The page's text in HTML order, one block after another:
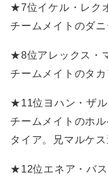
★7位イケル・レク
チームメイトのダ
★8位アレックス・
チームメイトのタカ
★11位ヨハン・ザル
チームメイトのホ
タイア。兄マルケス
★12位エネア・バス